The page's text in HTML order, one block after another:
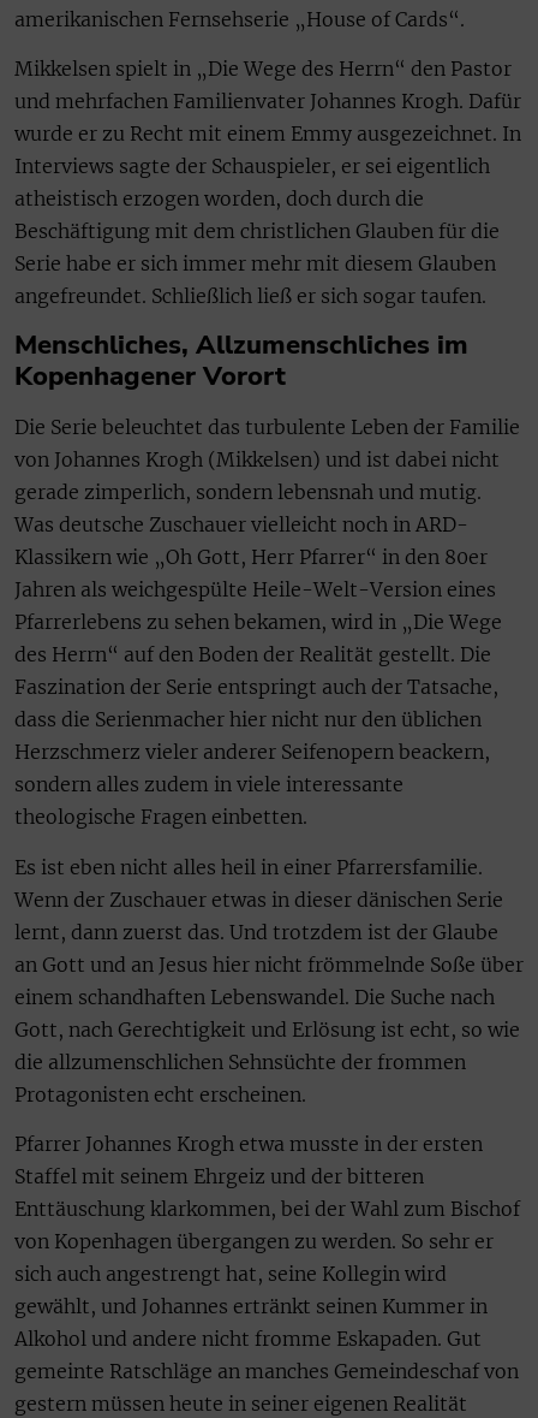
amerikanischen Fernsehserie „House of Cards“.
Mikkelsen spielt in „Die Wege des Herrn“ den Pastor
und mehrfachen Familienvater Johannes Krogh. Dafür
wurde er zu Recht mit einem Emmy ausgezeichnet. In
Interviews sagte der Schauspieler, er sei eigentlich
atheistisch erzogen worden, doch durch die
Beschäftigung mit dem christlichen Glauben für die
Serie habe er sich immer mehr mit diesem Glauben
angefreundet. Schließlich ließ er sich sogar taufen.
Menschliches, Allzumenschliches im
Kopenhagener Vorort
Die Serie beleuchtet das turbulente Leben der Familie
von Johannes Krogh (Mikkelsen) und ist dabei nicht
gerade zimperlich, sondern lebensnah und mutig.
Was deutsche Zuschauer vielleicht noch in ARD-
Klassikern wie „Oh Gott, Herr Pfarrer“ in den 80er
Jahren als weichgespülte Heile-Welt-Version eines
Pfarrerlebens zu sehen bekamen, wird in „Die Wege
des Herrn“ auf den Boden der Realität gestellt. Die
Faszination der Serie entspringt auch der Tatsache,
dass die Serienmacher hier nicht nur den üblichen
Herzschmerz vieler anderer Seifenopern beackern,
sondern alles zudem in viele interessante
theologische Fragen einbetten.
Es ist eben nicht alles heil in einer Pfarrersfamilie.
Wenn der Zuschauer etwas in dieser dänischen Serie
lernt, dann zuerst das. Und trotzdem ist der Glaube
an Gott und an Jesus hier nicht frömmelnde Soße über
einem schandhaften Lebenswandel. Die Suche nach
Gott, nach Gerechtigkeit und Erlösung ist echt, so wie
die allzumenschlichen Sehnsüchte der frommen
Protagonisten echt erscheinen.
Pfarrer Johannes Krogh etwa musste in der ersten
Staffel mit seinem Ehrgeiz und der bitteren
Enttäuschung klarkommen, bei der Wahl zum Bischof
von Kopenhagen übergangen zu werden. So sehr er
sich auch angestrengt hat, seine Kollegin wird
gewählt, und Johannes ertränkt seinen Kummer in
Alkohol und andere nicht fromme Eskapaden. Gut
gemeinte Ratschläge an manches Gemeindeschaf von
gestern müssen heute in seiner eigenen Realität